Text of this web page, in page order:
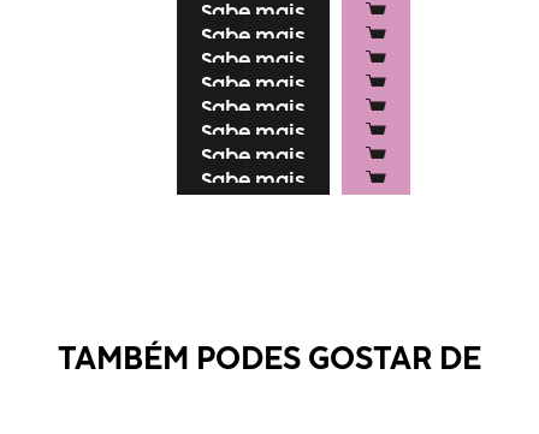
Sabe mais
Sabe mais
Sabe mais
Sabe mais
Sabe mais
Sabe mais
Sabe mais
Sabe mais
TAMBÉM PODES GOSTAR DE